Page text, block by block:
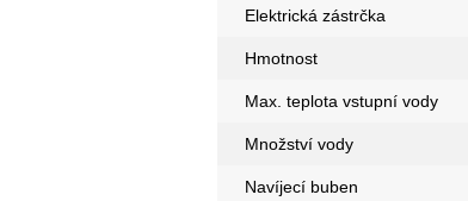
Elektrická zástrčka
Hmotnost
Max. teplota vstupní vody
Množství vody
Navíjecí buben